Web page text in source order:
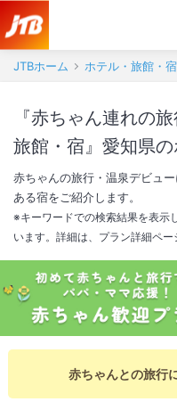
JTBホーム ホテル・旅館・宿
『赤ちゃん連れの
旅館・宿』愛知県
赤ちゃんの旅行・温泉デビュ
ある宿をご紹介します。
※キーワードでの検索結果を表示
います。詳細は、プラン詳細ペー
赤ちゃんとの旅行